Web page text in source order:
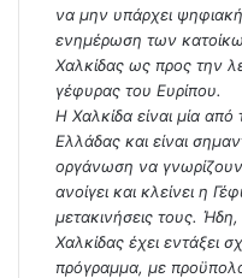
να μην υπάρχει
ενημέρωση των
Χαλκίδας ως προς την
γέφυρας του Ευρίπου.
Η Χαλκίδα είναι μία από
Ελλάδας και είναι
οργάνωση να
ανοίγει και κλείνει η
μετακινήσεις τους.
Χαλκίδας έχει εντάξει
πρόγραμμα, με